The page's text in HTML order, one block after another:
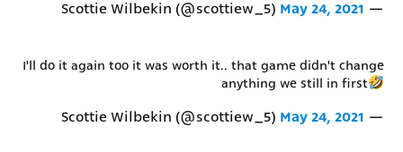
— Scottie Wilbekin (@scottiew_5)
May 24, 2021
I'll do it again too it was worth it.. that game didn't change
anything we still in first
— Scottie Wilbekin (@scottiew_5)
May 24, 2021